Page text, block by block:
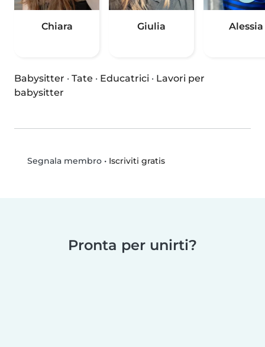
Chiara Giulia Alessia
Babysitter · Tate · Educatrici · Lavori per
babysitter
Segnala membro• Iscriviti gratis
Pronta per unirti?